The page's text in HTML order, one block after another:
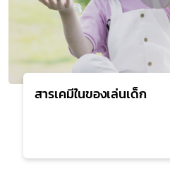
สารเคมีในของเล่นเด็ก